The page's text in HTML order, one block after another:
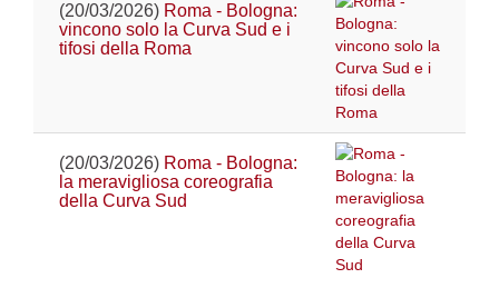
(20/03/2026) Roma - Bologna:
vincono solo la Curva Sud e i
tifosi della Roma
(20/03/2026) Roma - Bologna:
la meravigliosa coreografia
della Curva Sud